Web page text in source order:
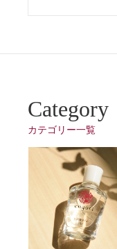
Category
カテゴリー一覧